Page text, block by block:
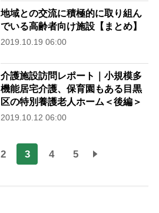
地域との交流に積極的に取り組ん
でいる高齢者向け施設【まとめ】
2019.10.19 06:00
介護施設訪問レポート｜小規模多
機能居宅介護、保育園もある目黒
区の特別養護老人ホーム＜後編＞
2019.10.12 06:00
2 3 4 5